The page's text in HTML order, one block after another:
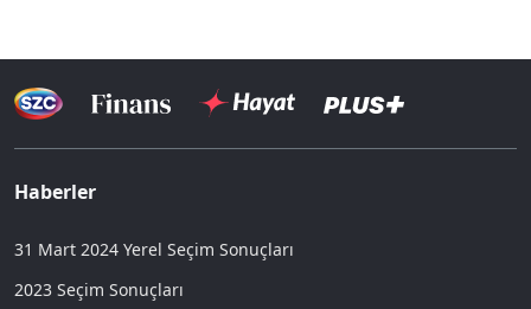
Haberler
31 Mart 2024 Yerel Seçim Sonuçları
2023 Seçim Sonuçları